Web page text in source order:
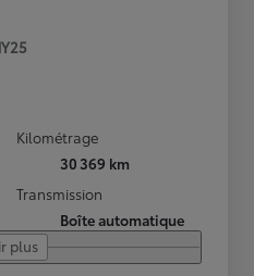
Kilométrage
30 369 km
Transmission
Boîte automatique
plus